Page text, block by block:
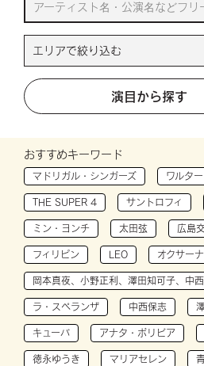
演目から探す
おすすめキーワード
マドリガル・シンガーズ ワルタ
THE SUPER 4 サントロフィ
ミン・ヨンチ 太田弦 広島
フィリピン LEO オクサーナ
岡本真夜、小野正利、澤田知可子、中
ラ・スペランザ 中西保志
キューバ アナタ・ボリビア
徳永ゆうき マリアセレン